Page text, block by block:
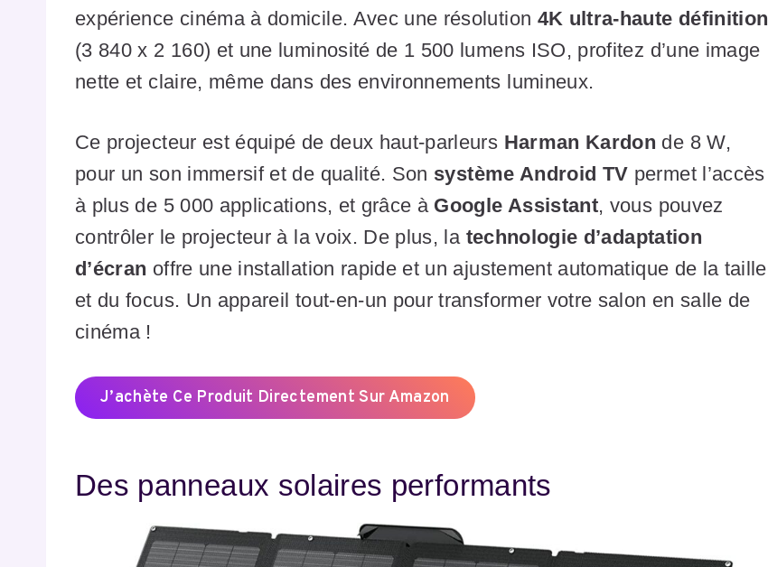
expérience cinéma à domicile. Avec une résolution 4K ultra-haute définition
(3 840 x 2 160) et une luminosité de 1 500 lumens ISO, profitez d’une image
nette et claire, même dans des environnements lumineux.
Ce projecteur est équipé de deux haut-parleurs Harman Kardon de 8 W,
pour un son immersif et de qualité. Son système Android TV permet l’accès
à plus de 5 000 applications, et grâce à Google Assistant, vous pouvez
contrôler le projecteur à la voix. De plus, la technologie d’adaptation
d’écran offre une installation rapide et un ajustement automatique de la taille
et du focus. Un appareil tout-en-un pour transformer votre salon en salle de
cinéma !
J’achète Ce Produit Directement Sur Amazon
Des panneaux solaires performants